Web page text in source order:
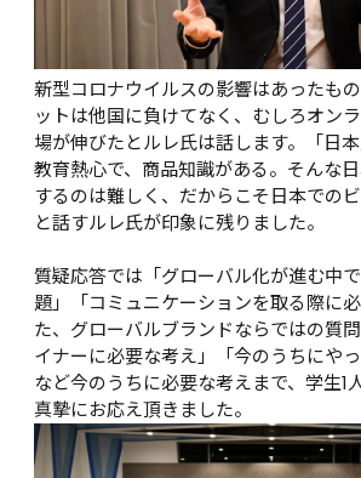
新型コロナウイルスの影響はあったも
ットは他国に負けてなく、むしろオン
場が伸びたとルレ氏は話します。「日
教育熱心で、商品知識がある。そんな
するのは難しく、だからこそ日本での
と話すルレ氏が印象に残りました。
質疑応答では「グローバル化が進む中
題」「コミュニケーションを取る際に
た、グローバルブランドならではの質
イナーに必要な考え」「今のうちにやっ
など今のうちに必要な考えまで、学生1
真摯にお応え頂きました。